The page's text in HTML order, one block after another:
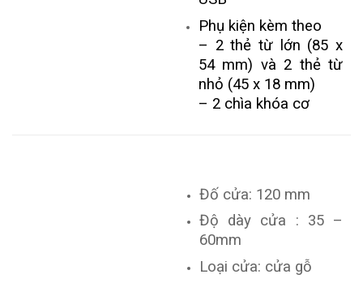
Phụ kiện kèm theo
– 2 thẻ từ lớn (85 x
54 mm) và 2 thẻ từ
nhỏ (45 x 18 mm)
– 2 chìa khóa cơ
Đố cửa: 120 mm
Độ dày cửa : 35 –
60mm
Loại cửa: cửa gỗ